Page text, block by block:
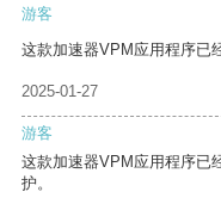
游客
这款加速器VPM应用程序已
2025-01-27
游客
这款加速器VPM应用程序已
护。